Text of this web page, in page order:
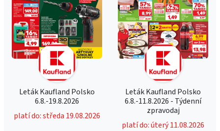
Leták Kaufland Polsko
6.8.-19.8.2026
platí do: středa 19.08.2026
Leták Kaufland Polsko
6.8.-11.8.2026 - Týdenní
zpravodaj
platí do: úterý 11.08.2026